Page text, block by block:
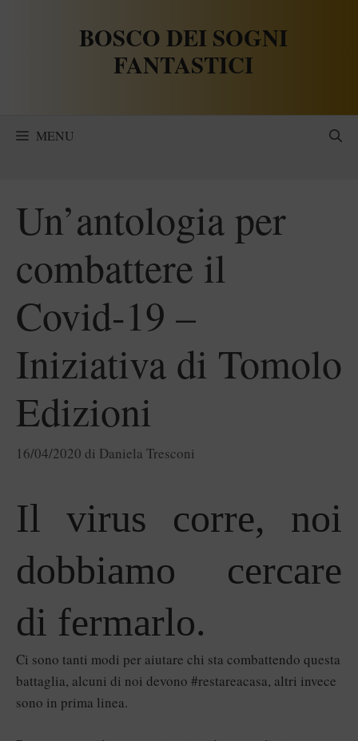
BOSCO DEI SOGNI
FANTASTICI
MENU
Un’antologia per
combattere il
Covid-19 –
Iniziativa di Tomolo
Edizioni
16/04/2020 di Daniela Tresconi
Il virus corre, noi
dobbiamo cercare
di fermarlo.
Ci sono tanti modi per aiutare chi sta combattendo questa
battaglia, alcuni di noi devono #restareacasa, altri invece
sono in prima linea.